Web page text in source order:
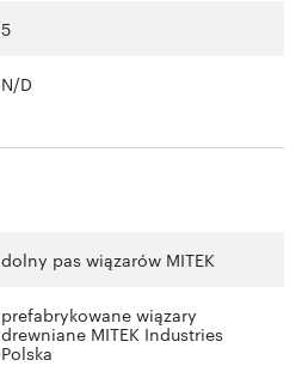
5
N/D
dolny pas wiązarów MITEK
prefabrykowane wiązary
drewniane MITEK Industries
Polska